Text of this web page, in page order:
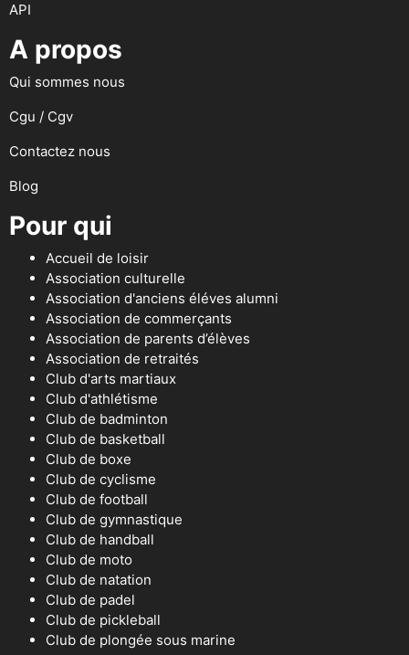
API
A propos
Qui sommes nous
Cgu / Cgv
Contactez nous
Blog
Pour qui
Accueil de loisir
Association culturelle
Association d'anciens éléves alumni
Association de commerçants
Association de parents d’élèves
Association de retraités
Club d'arts martiaux
Club d'athlétisme
Club de badminton
Club de basketball
Club de boxe
Club de cyclisme
Club de football
Club de gymnastique
Club de handball
Club de moto
Club de natation
Club de padel
Club de pickleball
Club de plongée sous marine